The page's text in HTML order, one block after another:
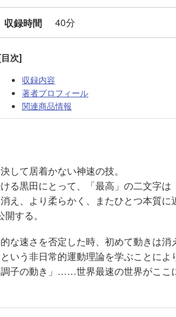
収録時間 40分
次]
収録内容
著者プロフィール
関連商品情報
して居着かない神速の技。
る黒田にとって、「最高」の二文字は
え、より柔らかく、またひとつ本質に
する。
な速さを否定した時、初めて動きは消
いう非日常的運動理論を学ぶことに
子の動き」……世界最速の世界がここ